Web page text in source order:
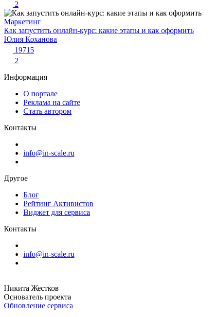
2
Маркетинг
Как запустить онлайн-курс: какие этапы и как оформить
Юлия Коханова
19715
2
Информация
О портале
Реклама на сайте
Стать автором
Контакты
info@in-scale.ru
Другое
Блог
Рейтинг Активистов
Виджет для сервиса
Контакты
info@in-scale.ru
Никита Жестков
Основатель проекта
Обновление сервиса